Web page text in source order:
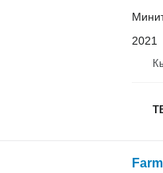
2021